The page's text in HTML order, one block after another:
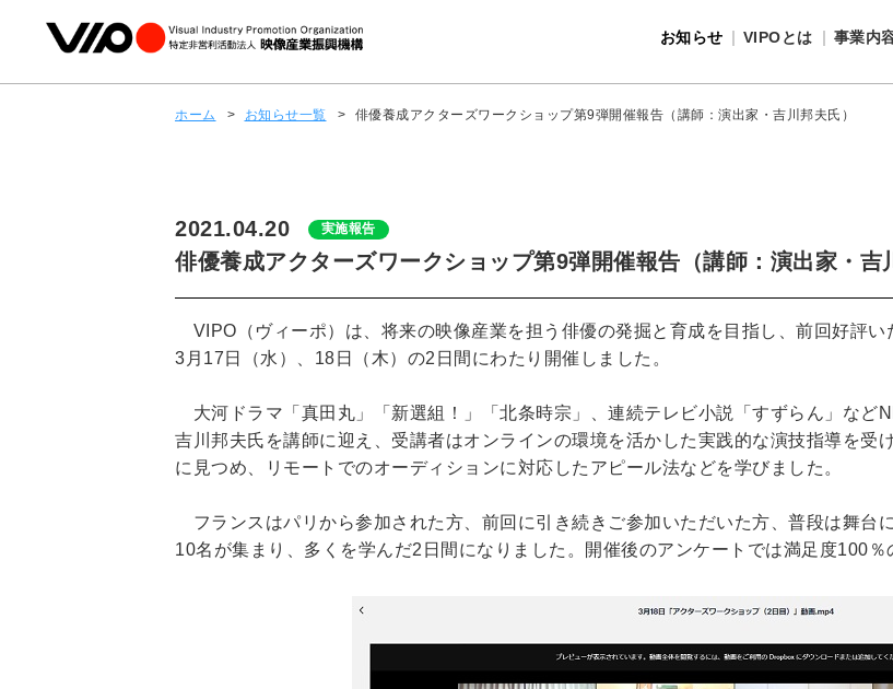
お知らせ VIPOとは
VIPOとは
事業内
ホーム > お知らせ一覧 > 俳優養成アクターズワークショップ第9弾開催報告（講師：演出家・吉川邦夫氏）
2021.04.20 実施報告
俳優養成アクターズワークショップ第9弾開催報告（講師：演出家・吉
VIPO（ヴィーポ）は、将来の映像産業を担う俳優の発掘と育成を目指し、前回好評
3月17日（水）、18日（木）の2日間にわたり開催しました。
大河ドラマ「真田丸」「新選組！」「北条時宗」、連続テレビ小説「すずらん」など
吉川邦夫氏を講師に迎え、受講者はオンラインの環境を活かした実践的な演技指導を受
に見つめ、リモートでのオーディションに対応したアピール法などを学びました。
フランスはパリから参加された方、前回に引き続きご参加いただいた方、普段は舞台
10名が集まり、多くを学んだ2日間になりました。開催後のアンケートでは満足度100％